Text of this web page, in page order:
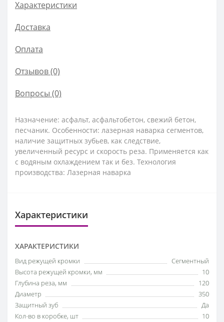
Характеристики
Доставка
Оплата
Отзывов (0)
Вопросы (0)
Назначение: асфальт, асфальтобетон, свежий бетон,
песчаник. Особенности: лазерная наварка сегментов,
наличие защитных зубьев, как следствие,
увеличенный ресурс и скорость реза. Применяется как
с водяным охлаждением так и без. Технология
производства: Лазерная наварка
Характеристики
ХАРАКТЕРИСТИКИ
Вид режущей кромки
Сегментный
Высота режущей кромки, мм
10
Глубина реза, мм
120
Диаметр
350
Защитный зуб
Да
Кол-во в коробке, шт
10